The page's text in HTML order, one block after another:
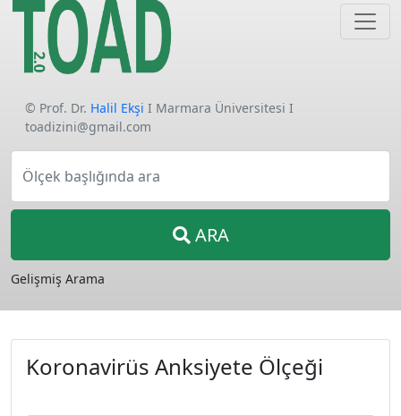
© Prof. Dr. Halil Ekşi I Marmara Üniversitesi I
toadizini@gmail.com
Ölçek başlığında ara
ARA
Gelişmiş Arama
Koronavirüs Anksiyete Ölçeği